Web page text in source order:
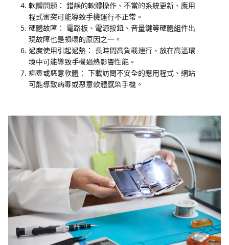
軟體問題： 錯誤的軟體操作、不當的系統更新、應用
程式衝突可能導致手機運行不正常。
硬體故障： 電路板、電源按鈕、音量鍵等硬體組件出
現故障也是損壞的原因之一。
過度使用引起過熱： 長時間高負載運行、放在高溫環
境中可能導致手機過熱影響性能。
病毒或惡意軟體： 下載訪問不安全的應用程式、網站
可能導致病毒或惡意軟體感染手機。